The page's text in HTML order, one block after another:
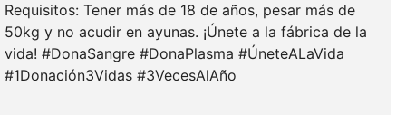
Requisitos: Tener más de 18 de años, pesar más de
50kg y no acudir en ayunas. ¡Únete a la fábrica de la
vida! #DonaSangre #DonaPlasma #ÚneteALaVida
#1Donación3Vidas #3VecesAlAño